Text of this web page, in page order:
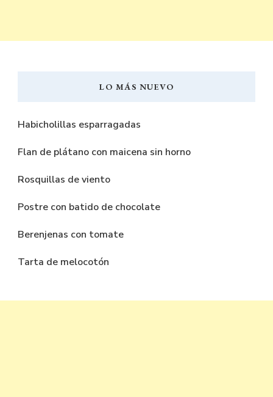
LO MÁS NUEVO
Habicholillas esparragadas
Flan de plátano con maicena sin horno
Rosquillas de viento
Postre con batido de chocolate
Berenjenas con tomate
Tarta de melocotón